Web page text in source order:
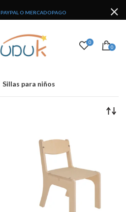
PAYPAL O MERCADOPAGO
0
0
Sillas para niños